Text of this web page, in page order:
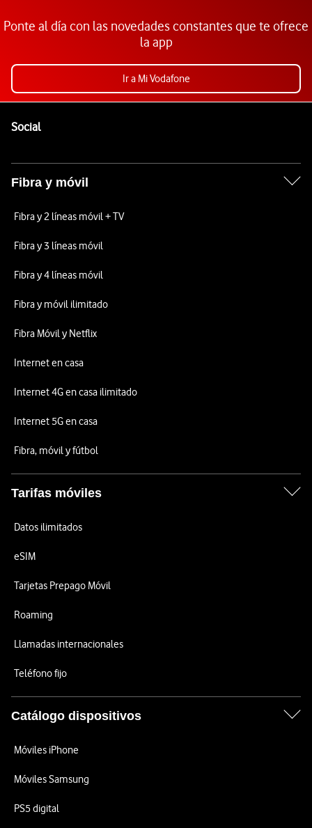
Ponte al día con las novedades constantes que te ofrece
la app
Ir a Mi Vodafone
SocialEnlaces a las redes sociales de Vodafone
Fibra y móvil
Fibra y 2 líneas móvil + TV
Fibra y 3 líneas móvil
Fibra y 4 líneas móvil
Fibra y móvil ilimitado
Fibra Móvil y Netflix
Internet en casa
Internet 4G en casa ilimitado
Internet 5G en casa
Fibra, móvil y fútbol
Tarifas móviles
Datos ilimitados
eSIM
Tarjetas Prepago Móvil
Roaming
Llamadas internacionales
Teléfono fijo
Catálogo dispositivos
Móviles iPhone
Móviles Samsung
PS5 digital